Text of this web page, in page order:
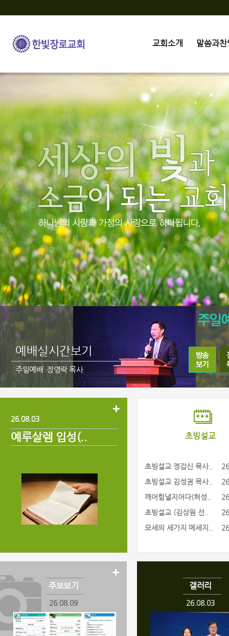
교회소개 말씀과찬
예배실시간보기
주일예배 정영락 목사
26.08.03
예루살렘 입성(.. 초빙설교
초빙설교 정갑신 목사..
초빙설교 김성권 목사..
깨어힘낼지어다(허성..
초빙설교 (김상원 선..
모세의 세가지 메세지..
주보보기
26.08.09
갤러리
26.08.03